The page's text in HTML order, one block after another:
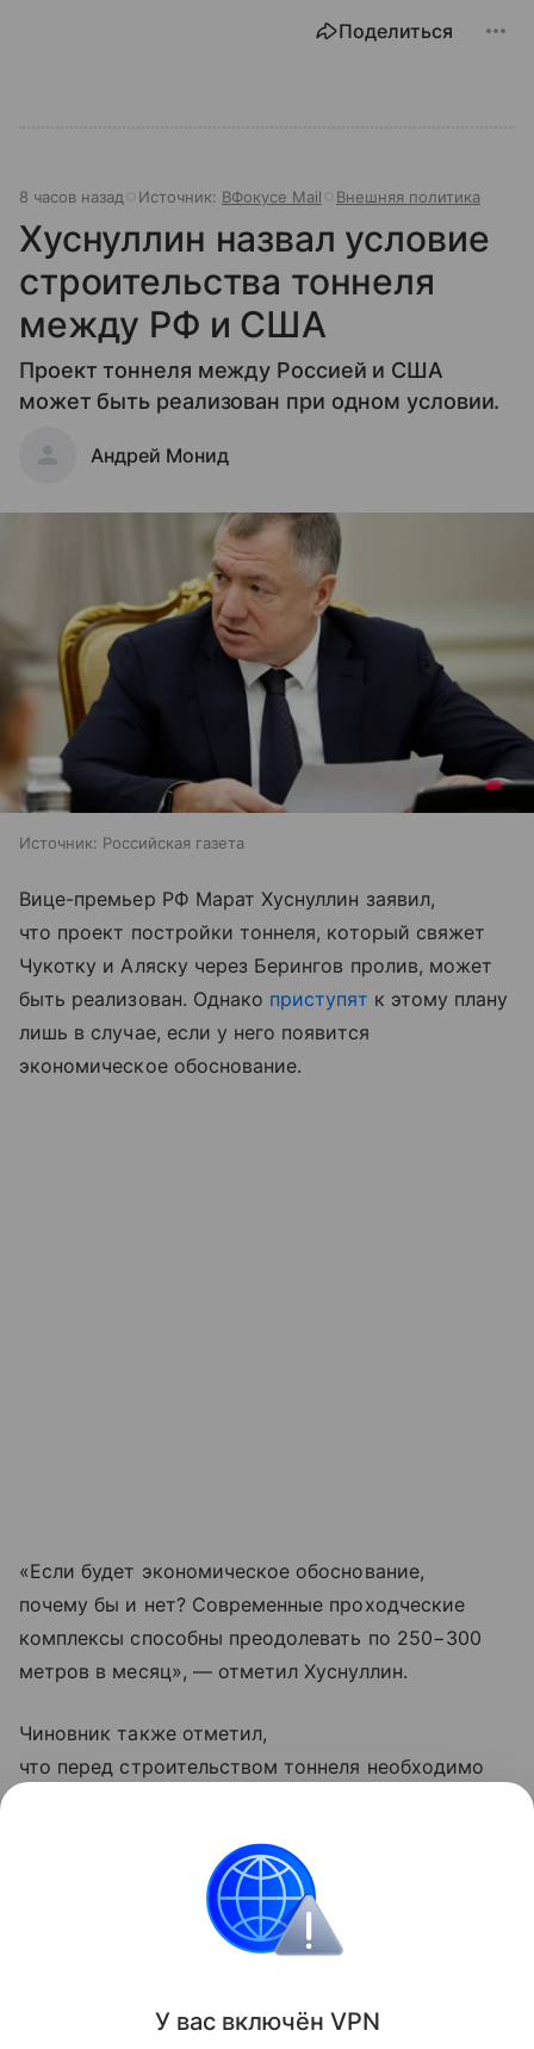
Поделиться
8 часов назад Источник: ВФокусе Mail Внешняя политика
Хуснуллин назвал условие
строительства тоннеля
между РФ и США
Проект тоннеля между Россией и США
может быть реализован при одном условии.
Андрей Монид
Источник: Российская газета
Вице-премьер РФ Марат Хуснуллин заявил,
что проект постройки тоннеля, который свяжет
Чукотку и Аляску через Берингов пролив, может
быть реализован. Однако приступят к этому плану
лишь в случае, если у него появится
экономическое обоснование.
«Если будет экономическое обоснование,
почему бы и нет? Современные проходческие
комплексы способны преодолевать по 250−300
метров в месяц», — отметил Хуснуллин.
Чиновник также отметил,
что перед строительством тоннеля необходимо
страны прямая связь с США бесполезна.
Внешняя политика
Поделиться
У вас включён VPN